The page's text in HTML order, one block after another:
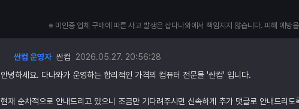
※ 미인증 업체 구매에 따른 사고 발생은 샵다나와에서 책임지지 않습니다. 피해 예방
싼컴 운영자 싼컴 2026.05.27. 20:56:28
안녕하세요. 다나와가 운영하는 합리적인 가격의 컴퓨터 전문몰 '싼컴' 입니다.
현재 순차적으로 안내드리고 있으니 조금만 기다려주시면 신속하게 추가 댓글로 안내드리도